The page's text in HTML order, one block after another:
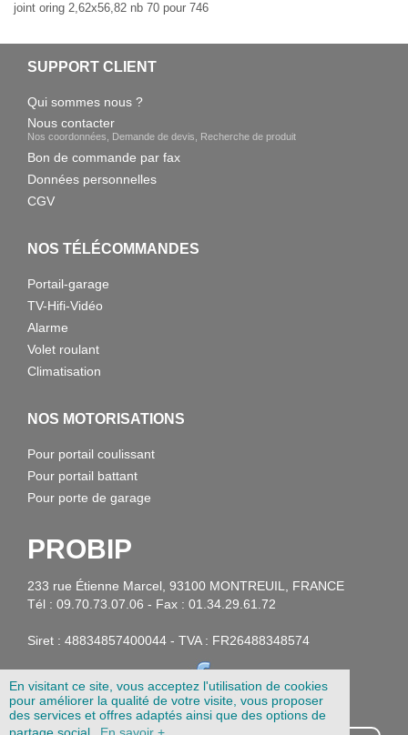
En visitant ce site, vous acceptez l'utilisation de cookies
pour améliorer la qualité de votre visite, vous proposer
des services et offres adaptés ainsi que des options de
partage social.
En savoir +
joint oring 2,62x56,82 nb 70 pour 746
SUPPORT CLIENT
Qui sommes nous ?
Nous contacter
Nos coordonnées, Demande de devis, Recherche de produit
Bon de commande par fax
Données personnelles
CGV
NOS TÉLÉCOMMANDES
Portail-garage
TV-Hifi-Vidéo
Alarme
Volet roulant
Climatisation
NOS MOTORISATIONS
Pour portail coulissant
Pour portail battant
Pour porte de garage
PROBIP
233 rue Étienne Marcel, 93100 MONTREUIL, FRANCE
Tél : 09.70.73.07.06 - Fax : 01.34.29.61.72
Siret : 48834857400044 - TVA : FR26488348574